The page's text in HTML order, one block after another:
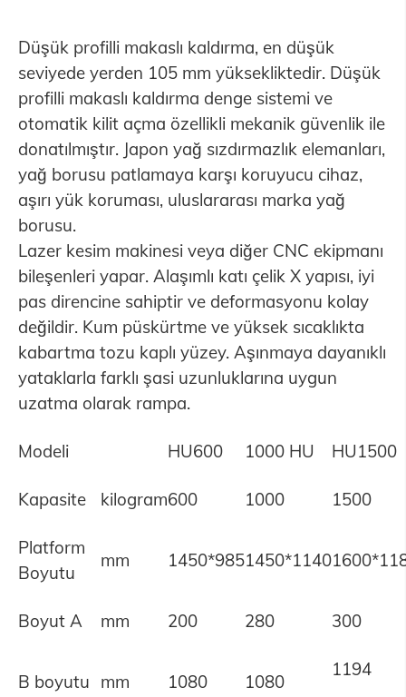
Düşük profilli makaslı kaldırma, en düşük
seviyede yerden 105 mm yüksekliktedir. Düşük
profilli makaslı kaldırma denge sistemi ve
otomatik kilit açma özellikli mekanik güvenlik ile
donatılmıştır. Japon yağ sızdırmazlık elemanları,
yağ borusu patlamaya karşı koruyucu cihaz,
aşırı yük koruması, uluslararası marka yağ
borusu.
Lazer kesim makinesi veya diğer CNC ekipmanı
bileşenleri yapar. Alaşımlı katı çelik X yapısı, iyi
pas direncine sahiptir ve deformasyonu kolay
değildir. Kum püskürtme ve yüksek sıcaklıkta
kabartma tozu kaplı yüzey. Aşınmaya dayanıklı
yataklarla farklı şasi uzunluklarına uygun
uzatma olarak rampa.
Modeli HU600 1000 HU HU1500
Kapasite kilogram600 1000 1500
Platform
Boyutu
mm 1450*9851450*1140
Boyut A mm 200 280 300
B boyutu mm 1080 1080
1194